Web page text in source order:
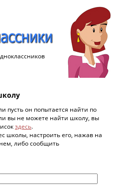
пусть он попытается найти по
вы не можете найти школу, вы
здесь.
школы, настроить его, нажав на
либо сообщить